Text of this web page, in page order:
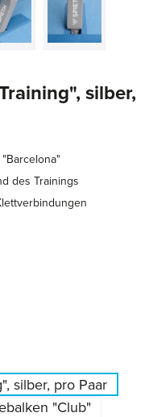
silber,
des Trainings
silber, pro Paar
"Club"